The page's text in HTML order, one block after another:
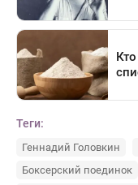
Теги:
Геннадий Головкин
Боксерский поединок